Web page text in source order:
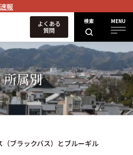
報
検索 MENU
よくある
質問
所属別
ブラックバス）とブルーギル